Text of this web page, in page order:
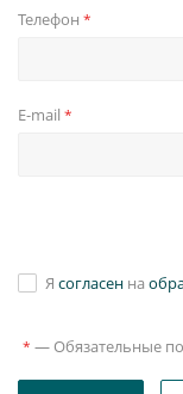
Телефон *
E-mail *
Я согласен на
* — Обязательные